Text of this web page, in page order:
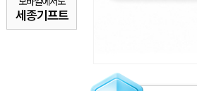
세종기프트